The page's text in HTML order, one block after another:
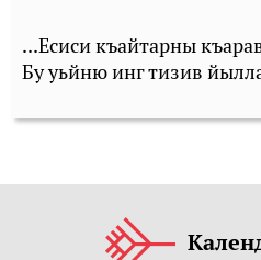
...Есиси къайтарны
Бу уьйню инг тизив